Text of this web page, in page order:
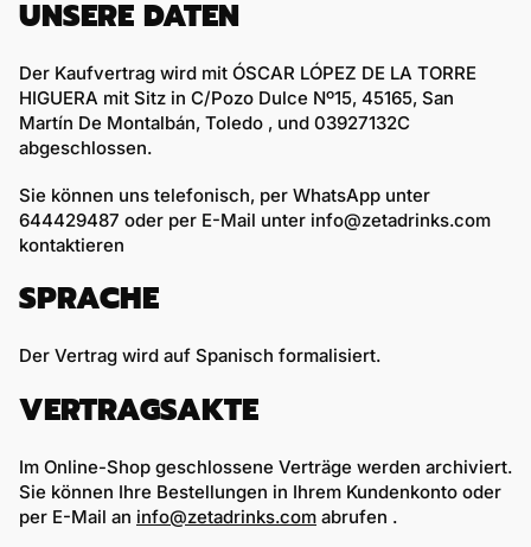
UNSERE DATEN
Der Kaufvertrag wird mit ÓSCAR LÓPEZ DE LA TORRE
HIGUERA mit Sitz in C/Pozo Dulce Nº15, 45165, San
Martín De Montalbán, Toledo , und 03927132C
abgeschlossen.
Sie können uns telefonisch, per WhatsApp unter
644429487 oder per E-Mail unter info@zetadrinks.com
kontaktieren
SPRACHE
Der Vertrag wird auf Spanisch formalisiert.
VERTRAGSAKTE
Im Online-Shop geschlossene Verträge werden archiviert.
Sie können Ihre Bestellungen in Ihrem Kundenkonto oder
per E-Mail an info@zetadrinks.com abrufen .